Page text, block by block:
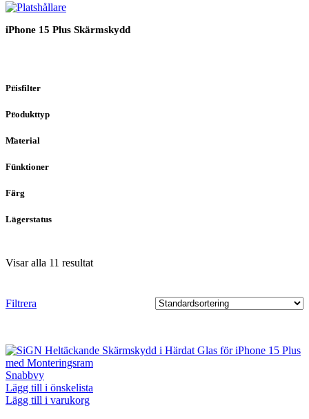
iPhone 15 Plus Skärmskydd
Prisfilter
Produkttyp
Material
Funktioner
Färg
Lagerstatus
Visar alla 11 resultat
Filtrera
Snabbvy
Lägg till i önskelista
Lägg till i varukorg